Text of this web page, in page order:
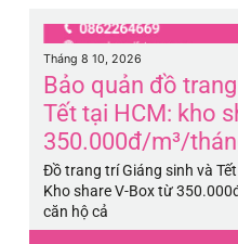
Tháng 8 10, 2026
Bảo quản đồ
Tết tại HCM: kho
350.000đ/m³/
Đồ trang trí Giáng sinh và
Kho share V-Box từ
căn hộ cả